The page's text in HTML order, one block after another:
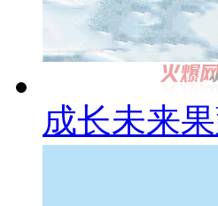
成长未来